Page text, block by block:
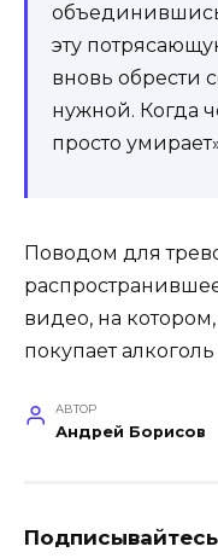
эту
вновь обрести
нужной. Когда
просто
Поводом для
видео, на
покупает
АВТОР
Андрей Борисов